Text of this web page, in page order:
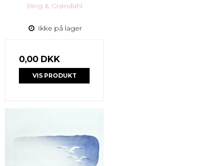
Bing & Grøndahl
Ikke på lager
0,00 DKK
VIS PRODUKT